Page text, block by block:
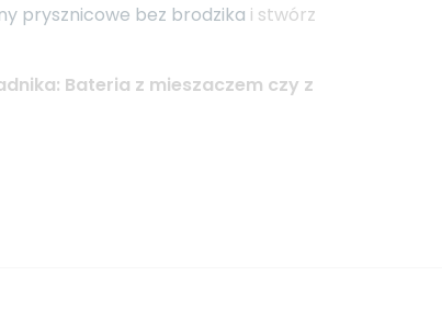
prysznicowe bez brodzika i stwórz
Bateria z mieszaczem czy z